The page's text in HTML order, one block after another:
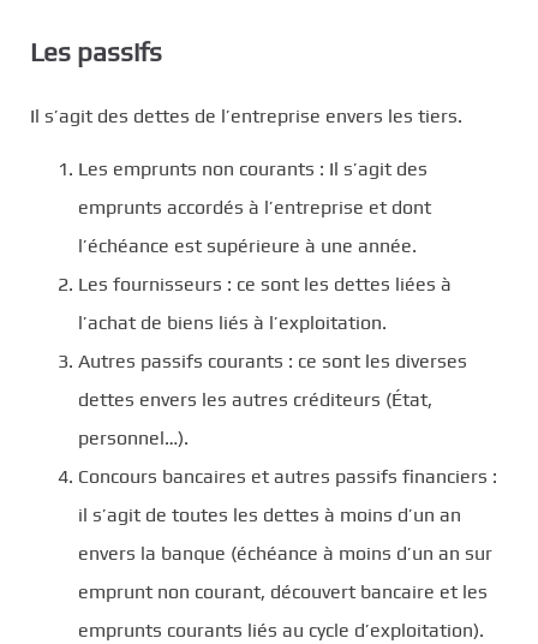
Les passifs
Il s’agit des dettes de l’entreprise envers les tiers.
Les emprunts non courants : Il s’agit des
emprunts accordés à l’entreprise et dont
l’échéance est supérieure à une année.
Les fournisseurs : ce sont les dettes liées à
l’achat de biens liés à l’exploitation.
Autres passifs courants : ce sont les diverses
dettes envers les autres créditeurs (État,
personnel…).
Concours bancaires et autres passifs financiers :
il s’agit de toutes les dettes à moins d’un an
envers la banque (échéance à moins d’un an sur
emprunt non courant, découvert bancaire et les
emprunts courants liés au cycle d’exploitation).